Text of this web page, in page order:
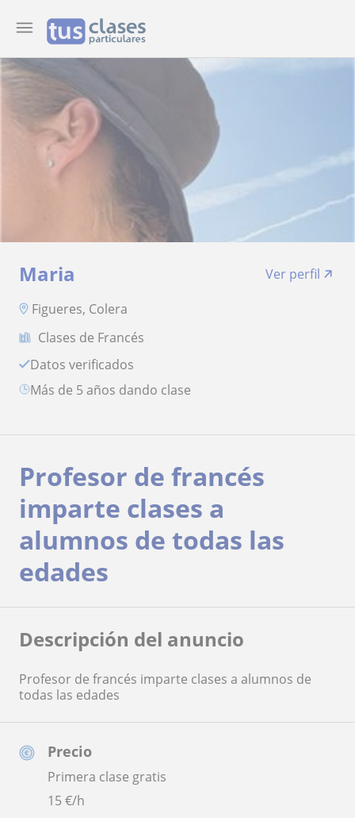
Maria
Ver perfil
Figueres, Colera
Clases de Francés
Datos verificados
más de 5 años dando clase
Precio
Primera clase gratis
15€/h
Profesor de francés
imparte clases a
alumnos de todas las
edades
Descripción del anuncio
Profesor de francés imparte clases a alumnos de
todas las edades